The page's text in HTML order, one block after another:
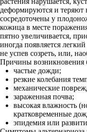
деформируются и теряют
сосредоточены у
кожица в месте
пятно увеличивается,
иногда появляется
не успев созреть, или,
Причины возникновения
частые дожди;
резкие колебания
механические
зараженная почва;
высокая влажность
кратковременные
эпидемия или